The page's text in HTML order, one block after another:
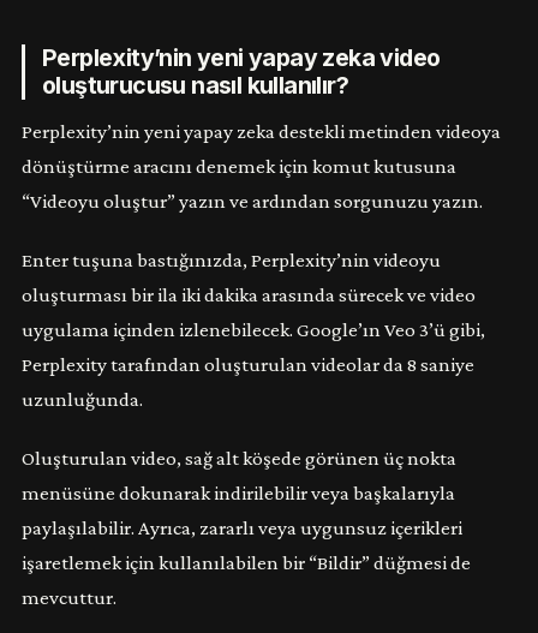
Perplexity’nin yeni yapay zeka video
oluşturucusu nasıl kullanılır?
Perplexity’nin yeni yapay zeka destekli metinden videoya
dönüştürme aracını denemek için komut kutusuna
“Videoyu oluştur” yazın ve ardından sorgunuzu yazın.
Enter tuşuna bastığınızda, Perplexity’nin videoyu
oluşturması bir ila iki dakika arasında sürecek ve video
uygulama içinden izlenebilecek. Google’ın Veo 3’ü gibi,
Perplexity tarafından oluşturulan videolar da 8 saniye
uzunluğunda.
Oluşturulan video, sağ alt köşede görünen üç nokta
menüsüne dokunarak indirilebilir veya başkalarıyla
paylaşılabilir. Ayrıca, zararlı veya uygunsuz içerikleri
işaretlemek için kullanılabilen bir “Bildir” düğmesi de
mevcuttur.